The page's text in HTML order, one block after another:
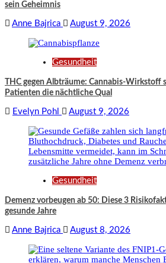
sein Geheimnis
Anne Bajrica August 9, 2026
Gesundheit
THC gegen Albträume: Cannabis-Wirkstoff
Patienten die nächtliche Qual
Evelyn Pohl August 9, 2026
Gesundheit
Demenz vorbeugen ab 50: Diese 3
gesunde Jahre
Anne Bajrica August 8, 2026